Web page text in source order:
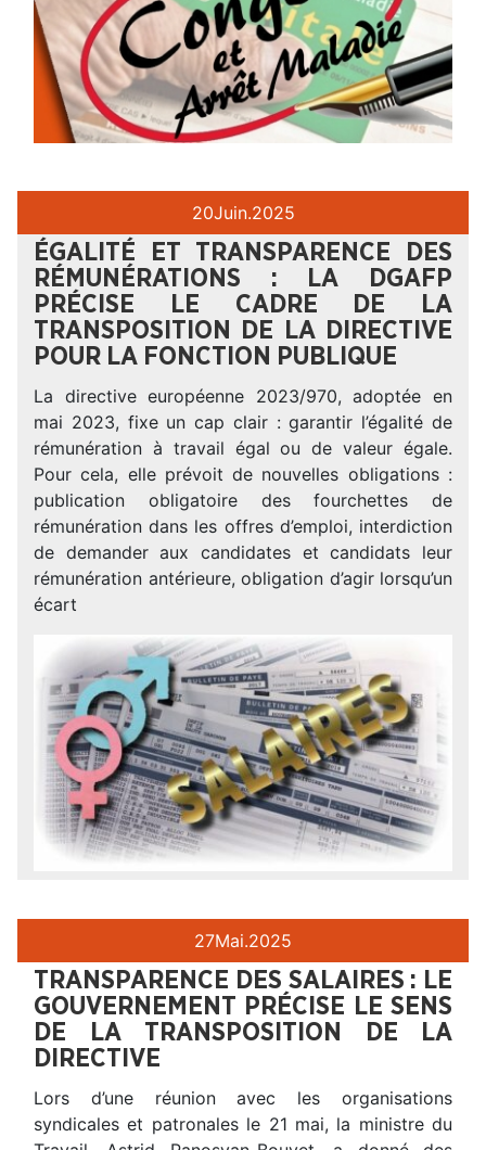
20Juin.2025
ÉGALITÉ ET TRANSPARENCE DES
RÉMUNÉRATIONS : LA DGAFP
PRÉCISE LE CADRE DE LA
TRANSPOSITION DE LA DIRECTIVE
POUR LA FONCTION PUBLIQUE
La directive européenne 2023/970, adoptée en
mai 2023, fixe un cap clair : garantir l’égalité de
rémunération à travail égal ou de valeur égale.
Pour cela, elle prévoit de nouvelles obligations :
publication obligatoire des fourchettes de
rémunération dans les offres d’emploi, interdiction
de demander aux candidates et candidats leur
rémunération antérieure, obligation d’agir lorsqu’un
écart
27Mai.2025
TRANSPARENCE DES SALAIRES : LE
GOUVERNEMENT PRÉCISE LE SENS
DE LA TRANSPOSITION DE LA
DIRECTIVE
Lors d’une réunion avec les organisations
syndicales et patronales le 21 mai, la ministre du